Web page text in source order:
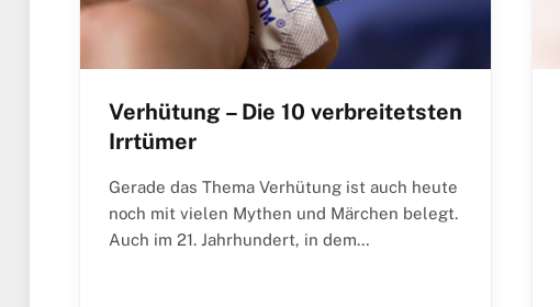
Verhütung – Die 10 verbreitetsten
Irrtümer
Gerade das Thema Verhütung ist auch heute
noch mit vielen Mythen und Märchen belegt.
Auch im 21. Jahrhundert, in dem…